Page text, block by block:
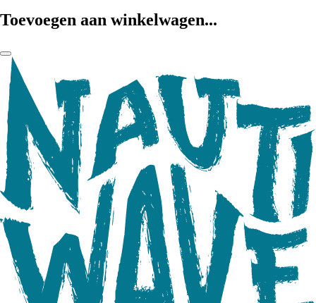
Toevoegen aan winkelwagen...